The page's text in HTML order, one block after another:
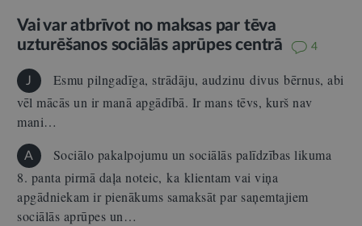
Vai var atbrīvot no maksas par tēva
uzturēšanos sociālās aprūpes centrā
4
J
Esmu pilngadīga, strādāju, audzinu divus bērnus, abi
vēl mācās un ir manā apgādībā. Ir mans tēvs, kurš nav
mani…
A
Sociālo pakalpojumu un sociālās palīdzības likuma
8. panta pirmā daļa noteic, ka klientam vai viņa
apgādniekam ir pienākums samaksāt par saņemtajiem
sociālās aprūpes un…